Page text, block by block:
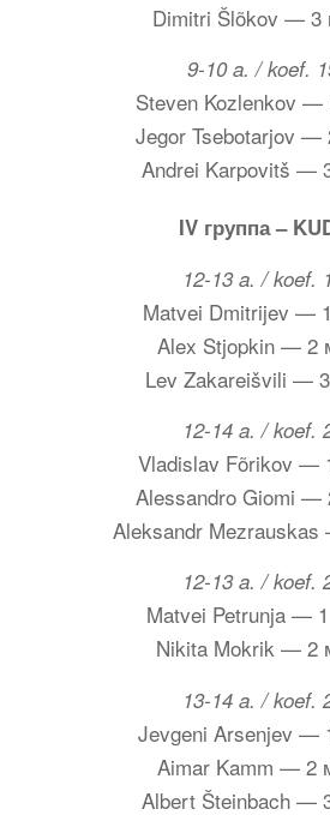
Dimitri Šlõkov — 3
9-10 a. / koef.
Steven Kozlenkov —
Jegor Tsebotarjov —
Andrei Karpovitš —
IV группа –
12-13 a. / koef.
Matvei Dmitrijev —
Alex Stjopkin — 2
Lev Zakareišvili —
12-14 a. / koef.
Vladislav Fõrikov —
Alessandro Giomi —
Aleksandr
12-13 a. / koef.
Matvei Petrunja —
Nikita Mokrik — 2
13-14 a. / koef.
Jevgeni Arsenjev —
Aimar Kamm — 2
Albert Šteinbach —